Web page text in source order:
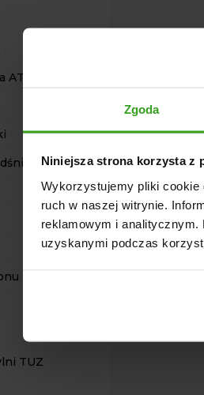
Zgoda
Niniejsza strona korzysta z
Wykorzystujemy pliki cookie
ruch w naszej witrynie.
reklamowym i analitycznym.
uzyskanymi podczas
Quad
TUZ